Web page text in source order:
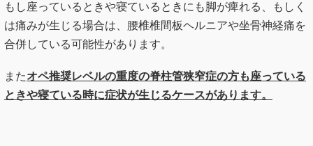
もし座っているときや寝ているときにも脚が痺れる、もしく
は痛みが生じる場合は、腰椎椎間板ヘルニアや坐骨神経痛を
合併している可能性があります。
またオペ推奨レベルの重度の脊柱管狭窄症の方も座っている
ときや寝ている時に症状が生じるケースがあります。